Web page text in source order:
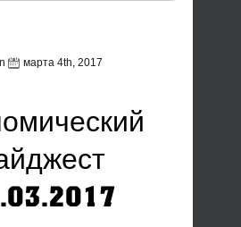
марта 4th, 2017